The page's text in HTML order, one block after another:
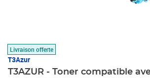
Livraison offerte
T3Azur
T3AZUR - Toner compatible